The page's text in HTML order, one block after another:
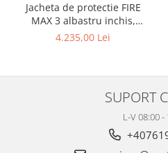
Jacheta de protectie FIRE
MAX 3 albastru inchis,
NOMEX® TOUGHT
4.235,00 Lei
SUPORT
L-V 08:00 -